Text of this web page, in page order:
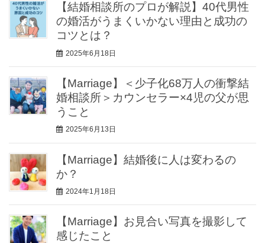
【結婚相談所のプロが解説】40代男性
の婚活がうまくいかない理由と成功の
コツとは？
2025年6月18日
【Marriage】＜少子化68万人の衝撃結
婚相談所＞カウンセラー×4児の父が思
うこと
2025年6月13日
【Marriage】結婚後に人は変わるの
か？
2024年1月18日
【Marriage】お見合い写真を撮影して
感じたこと